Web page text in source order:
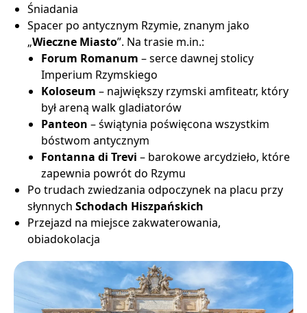
Śniadania
Spacer po antycznym Rzymie, znanym jako
„Wieczne Miasto”. Na trasie m.in.:
Forum Romanum – serce dawnej stolicy
Imperium Rzymskiego
Koloseum – największy rzymski amfiteatr, który
był areną walk gladiatorów
Panteon – świątynia poświęcona wszystkim
bóstwom antycznym
Fontanna di Trevi – barokowe arcydzieło, które
zapewnia powrót do Rzymu
Po trudach zwiedzania odpoczynek na placu przy
słynnych Schodach Hiszpańskich
Przejazd na miejsce zakwaterowania,
obiadokolacja